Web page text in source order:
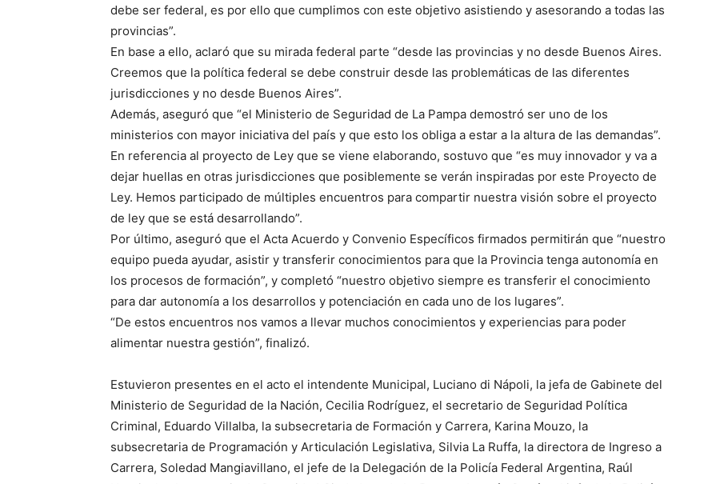
debe ser federal, es por ello que cumplimos con este objetivo asistiendo y asesorando a todas las
provincias”.
En base a ello, aclaró que su mirada federal parte “desde las provincias y no desde Buenos Aires.
Creemos que la política federal se debe construir desde las problemáticas de las diferentes
jurisdicciones y no desde Buenos Aires”.
Además, aseguró que “el Ministerio de Seguridad de La Pampa demostró ser uno de los
ministerios con mayor iniciativa del país y que esto los obliga a estar a la altura de las demandas”.
En referencia al proyecto de Ley que se viene elaborando, sostuvo que “es muy innovador y va a
dejar huellas en otras jurisdicciones que posiblemente se verán inspiradas por este Proyecto de
Ley. Hemos participado de múltiples encuentros para compartir nuestra visión sobre el proyecto
de ley que se está desarrollando”.
Por último, aseguró que el Acta Acuerdo y Convenio Específicos firmados permitirán que “nuestro
equipo pueda ayudar, asistir y transferir conocimientos para que la Provincia tenga autonomía en
los procesos de formación”, y completó “nuestro objetivo siempre es transferir el conocimiento
para dar autonomía a los desarrollos y potenciación en cada uno de los lugares”.
“De estos encuentros nos vamos a llevar muchos conocimientos y experiencias para poder
alimentar nuestra gestión”, finalizó.
Estuvieron presentes en el acto el intendente Municipal, Luciano di Nápoli, la jefa de Gabinete del
Ministerio de Seguridad de la Nación, Cecilia Rodríguez, el secretario de Seguridad Política
Criminal, Eduardo Villalba, la subsecretaria de Formación y Carrera, Karina Mouzo, la
subsecretaria de Programación y Articulación Legislativa, Silvia La Ruffa, la directora de Ingreso a
Carrera, Soledad Mangiavillano, el jefe de la Delegación de la Policía Federal Argentina, Raúl